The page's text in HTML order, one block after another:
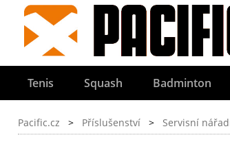
Tenis Squash Badminton
Pacific.cz > Příslušenství > Servisní